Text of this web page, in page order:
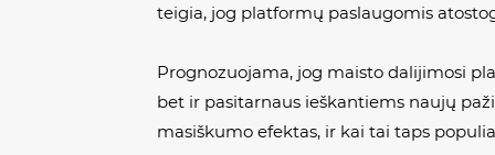
teigia, jog platformų paslaugomis
Prognozuojama, jog maisto dalijimosi
bet ir pasitarnaus ieškantiems naujų
masiškumo efektas, ir kai tai taps